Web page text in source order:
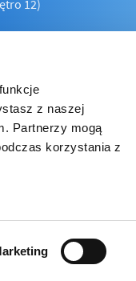
z naszej
Partnerzy mogą
korzystania z
12)